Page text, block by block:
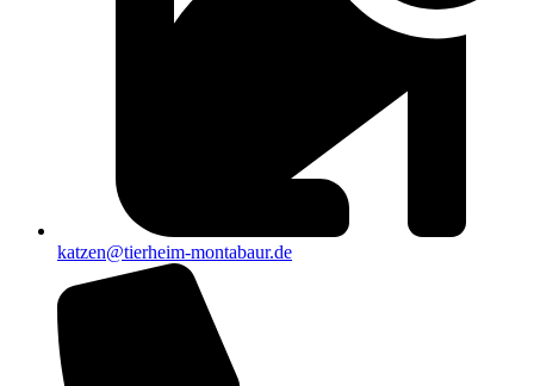
katzen@tierheim-montabaur.de